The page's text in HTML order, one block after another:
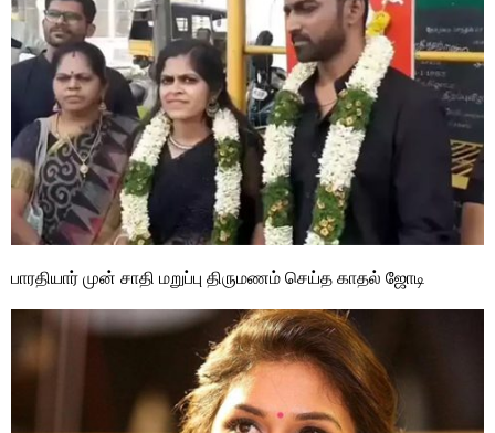
பாரதியார் முன் சாதி மறுப்பு திருமணம் செய்த காதல் ஜோடி